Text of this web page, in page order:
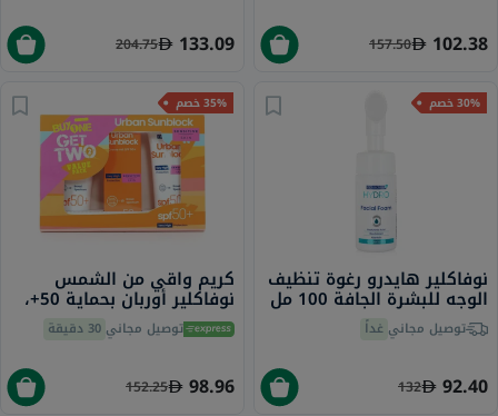
102.38
157.50
133.09
204.75
30% خصم
نوفاكلير هايدرو رغوة تنظيف
الوجه للبشرة الجافة 100 مل
توصيل مجاني غداً
92.40
132
35% خصم
كريم واقي من الشمس
نوفاكلير أوربان بحماية 50+،
للبشرة الحساسة - 40 مل × 3
توصيل مجاني 30 دقيقة
98.96
152.25